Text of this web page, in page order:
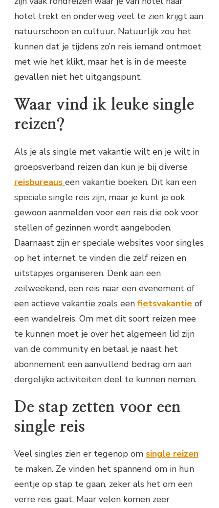
hotel trekt en onderweg veel te zien krijgt aan
natuurschoon en cultuur. Natuurlijk zou het
kunnen dat je tijdens zo’n reis iemand ontmoet
met wie het klikt, maar het is in de meeste
gevallen niet het uitgangspunt.
Waar vind ik leuke single
reizen?
Als je als single met vakantie wilt en je wilt in
groepsverband reizen dan kun je bij diverse
reisbureaus een vakantie boeken. Dit kan een
speciale single reis zijn, maar je kunt je ook
gewoon aanmelden voor een reis die ook voor
stellen of gezinnen wordt aangeboden.
Daarnaast zijn er speciale websites voor singles
op het internet te vinden die zelf reizen en
uitstapjes organiseren. Denk aan een
zeilweekend, een reis naar een evenement of
een actieve vakantie zoals een fietsvakantie of
een wandelreis. Om met dit soort reizen mee
te kunnen moet je over het algemeen lid zijn
van de community en betaal je naast het
abonnement een aanvullend bedrag om aan
dergelijke activiteiten deel te kunnen nemen.
De stap zetten voor een
single reis
Veel singles zien er tegenop om single reizen
te maken. Ze vinden het spannend om in hun
eentje op stap te gaan, zeker als het om een
verre reis gaat. Maar velen komen zeer